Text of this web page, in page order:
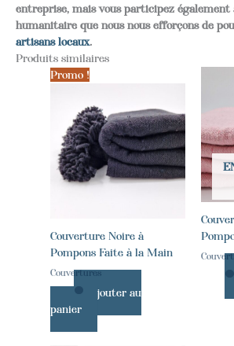
entreprise, mais vous participez également
humanitaire que nous nous efforçons de
artisans locaux.
Produits similaires
Promo !
Couverture Noire à
Pompons Faite à la Main
Couvertures
Ajouter au
panier